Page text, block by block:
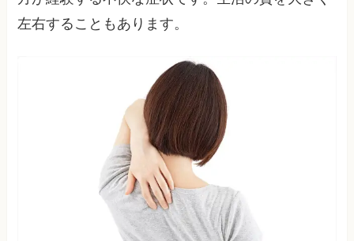
左右することもあります。